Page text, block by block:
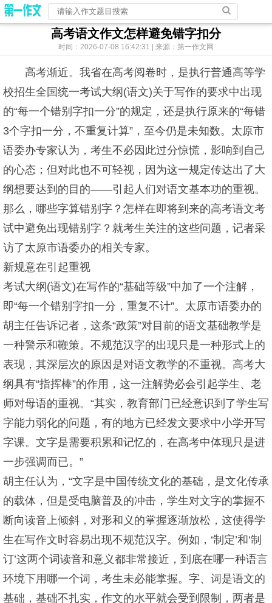
高考语文作文怎样避免错字扣分
时间：2026-07-08 16:42:31 | 来源：第一作文网
高考渐近。我省在高考阅卷时，是执行普通高等学
校招生全国统一考试大纲(语文)关于写作的要求中出现
的“每一个错别字扣一分”的规定，还是执行原来的“每错
3个字扣一分，不重复计算”，至今仍是未知数。太原市
语委办专家认为，考生不必因此过分惊慌，影响到自己
的心态；但对此也不可轻视，因为这一规定传达出了大
纲想要达到的目的——引起人们对语文基本功的重视。
那么，哪些字算错别字？怎样在即将到来的高考语文考
试中避免出现错别字？就考生关注的这些问题，记者采
访了太原市语委办的相关专家。
新规意在引起重视
考试大纲(语文)在写作的“基础等级”中加了一个注解，
即“每一个错别字扣一分，重复不计”。太原市语委办的
胡主任告诉记者，这条“政策”对目前的语文基础教学是
一种警示和鞭策。不规范汉字的出现只是一种形式上的
表现，其深层次的原因是对语文教学的不重视。高考大
纲具有“指挥棒”的作用，这一注解势必会引起学生、老
师对母语的重视。“其实，教育部门已经意识到了学生写
字能力弱化的问题，有的地方已经发文要求中小学开写
字课。文字是需要积累和记忆的，在高考中体现只是进
一步强调而已。”
胡主任认为，“文字是中国传统文化的基础，是文化传承
的载体，但是受电脑普及的冲击，学生对文字的掌握不
断向读音上倾斜，对形和义的掌握逐渐放松，这使得学
生在写作文时容易出现不规范汉字。例如，‘制定’和‘制
订’这两个词读音和意义都非常接近，到底在哪一种语言
环境下用哪一个词，考生未必能掌握。字、词是语文的
基础，基础不扎实，作文的水平就会受到限制，两者是